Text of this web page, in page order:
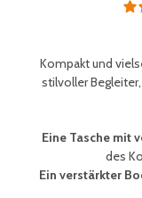
Kompakt und
stilvoller
Eine Tasche mit
des
Ein verstärkter